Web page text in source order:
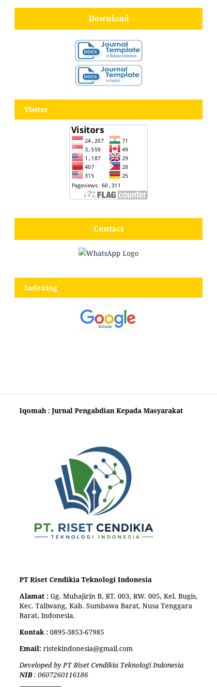
Download
Visitor
Contact
Indexing
Iqomah : Jurnal Pengabdian Kepada Masyarakat
PT Riset Cendikia Teknologi Indonesia
Alamat : Gg. Muhajirin B, RT. 003, RW. 005, Kel. Bugis,
Kec. Taliwang, Kab. Sumbawa Barat, Nusa Tenggara
Barat, Indonesia.
Kontak : 0895-3853-67985
Email:ristekindonesia@gmail.com
Developed by PT Riset Cendikia Teknologi Indonesia
NIB: 0607260116186